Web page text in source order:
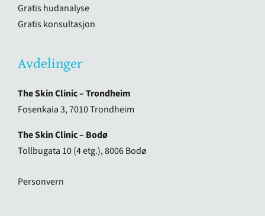
Gratis hudanalyse
Gratis konsultasjon
Avdelinger
The Skin Clinic – Trondheim
Fosenkaia 3, 7010 Trondheim
The Skin Clinic – Bodø
Tollbugata 10 (4 etg.), 8006 Bodø
Personvern